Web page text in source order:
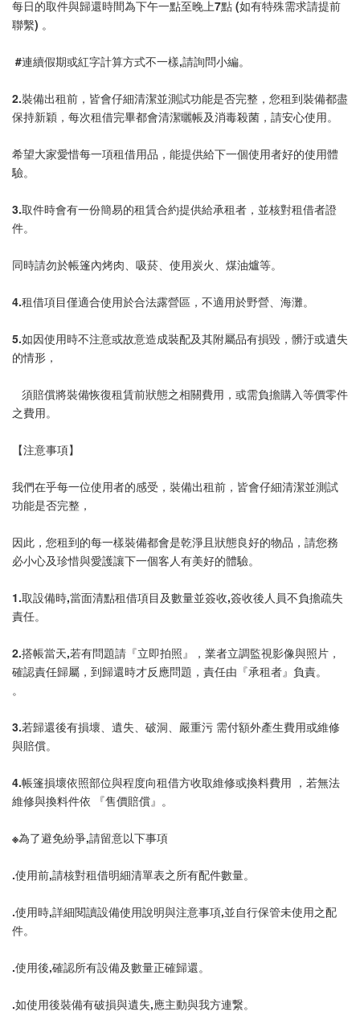
每日的取件與歸還時間為下午一點至晚上7點 (如有特殊需求請提前
聯繫) 。
#連續假期或紅字計算方式不一樣,請詢問小編。
2.裝備出租前，皆會仔細清潔並測試功能是否完整，您租到裝備都盡
保持新穎，每次租借完畢都會清潔曬帳及消毒殺菌，請安心使用。
希望大家愛惜每一項租借用品，能提供給下一個使用者好的使用體
驗。
3.取件時會有一份簡易的租賃合約提供給承租者，並核對租借者證
件。
同時請勿於帳篷內烤肉、吸菸、使用炭火、煤油爐等。
4.租借項目僅適合使用於合法露營區，不適用於野營、海灘。
5.如因使用時不注意或故意造成裝配及其附屬品有損毀，髒汙或遺失
的情形，
須賠償將裝備恢復租賃前狀態之相關費用，或需負擔購入等價零件
之費用。
【注意事項】
我們在乎每一位使用者的感受，裝備出租前，皆會仔細清潔並測試
功能是否完整，
因此，您租到的每一樣裝備都會是乾淨且狀態良好的物品，請您務
必小心及珍惜與愛護讓下一個客人有美好的體驗。
1.取設備時,當面清點租借項目及數量並簽收,簽收後人員不負擔疏失
責任。
2.搭帳當天,若有問題請『立即拍照』，業者立調監視影像與照片，
確認責任歸屬，到歸還時才反應問題，責任由『承租者』負責。
。
3.若歸還後有損壞、遺失、破洞、嚴重污 需付額外產生費用或維修
與賠償。
4.帳篷損壞依照部位與程度向租借方收取維修或換料費用 ，若無法
維修與換料件依 『售價賠償』。
※為了避免紛爭,請留意以下事項
.使用前,請核對租借明細清單表之所有配件數量。
.使用時,詳細閱讀設備使用說明與注意事項,並自行保管未使用之配
件。
.使用後,確認所有設備及數量正確歸還。
.如使用後裝備有破損與遺失,應主動與我方連繋。